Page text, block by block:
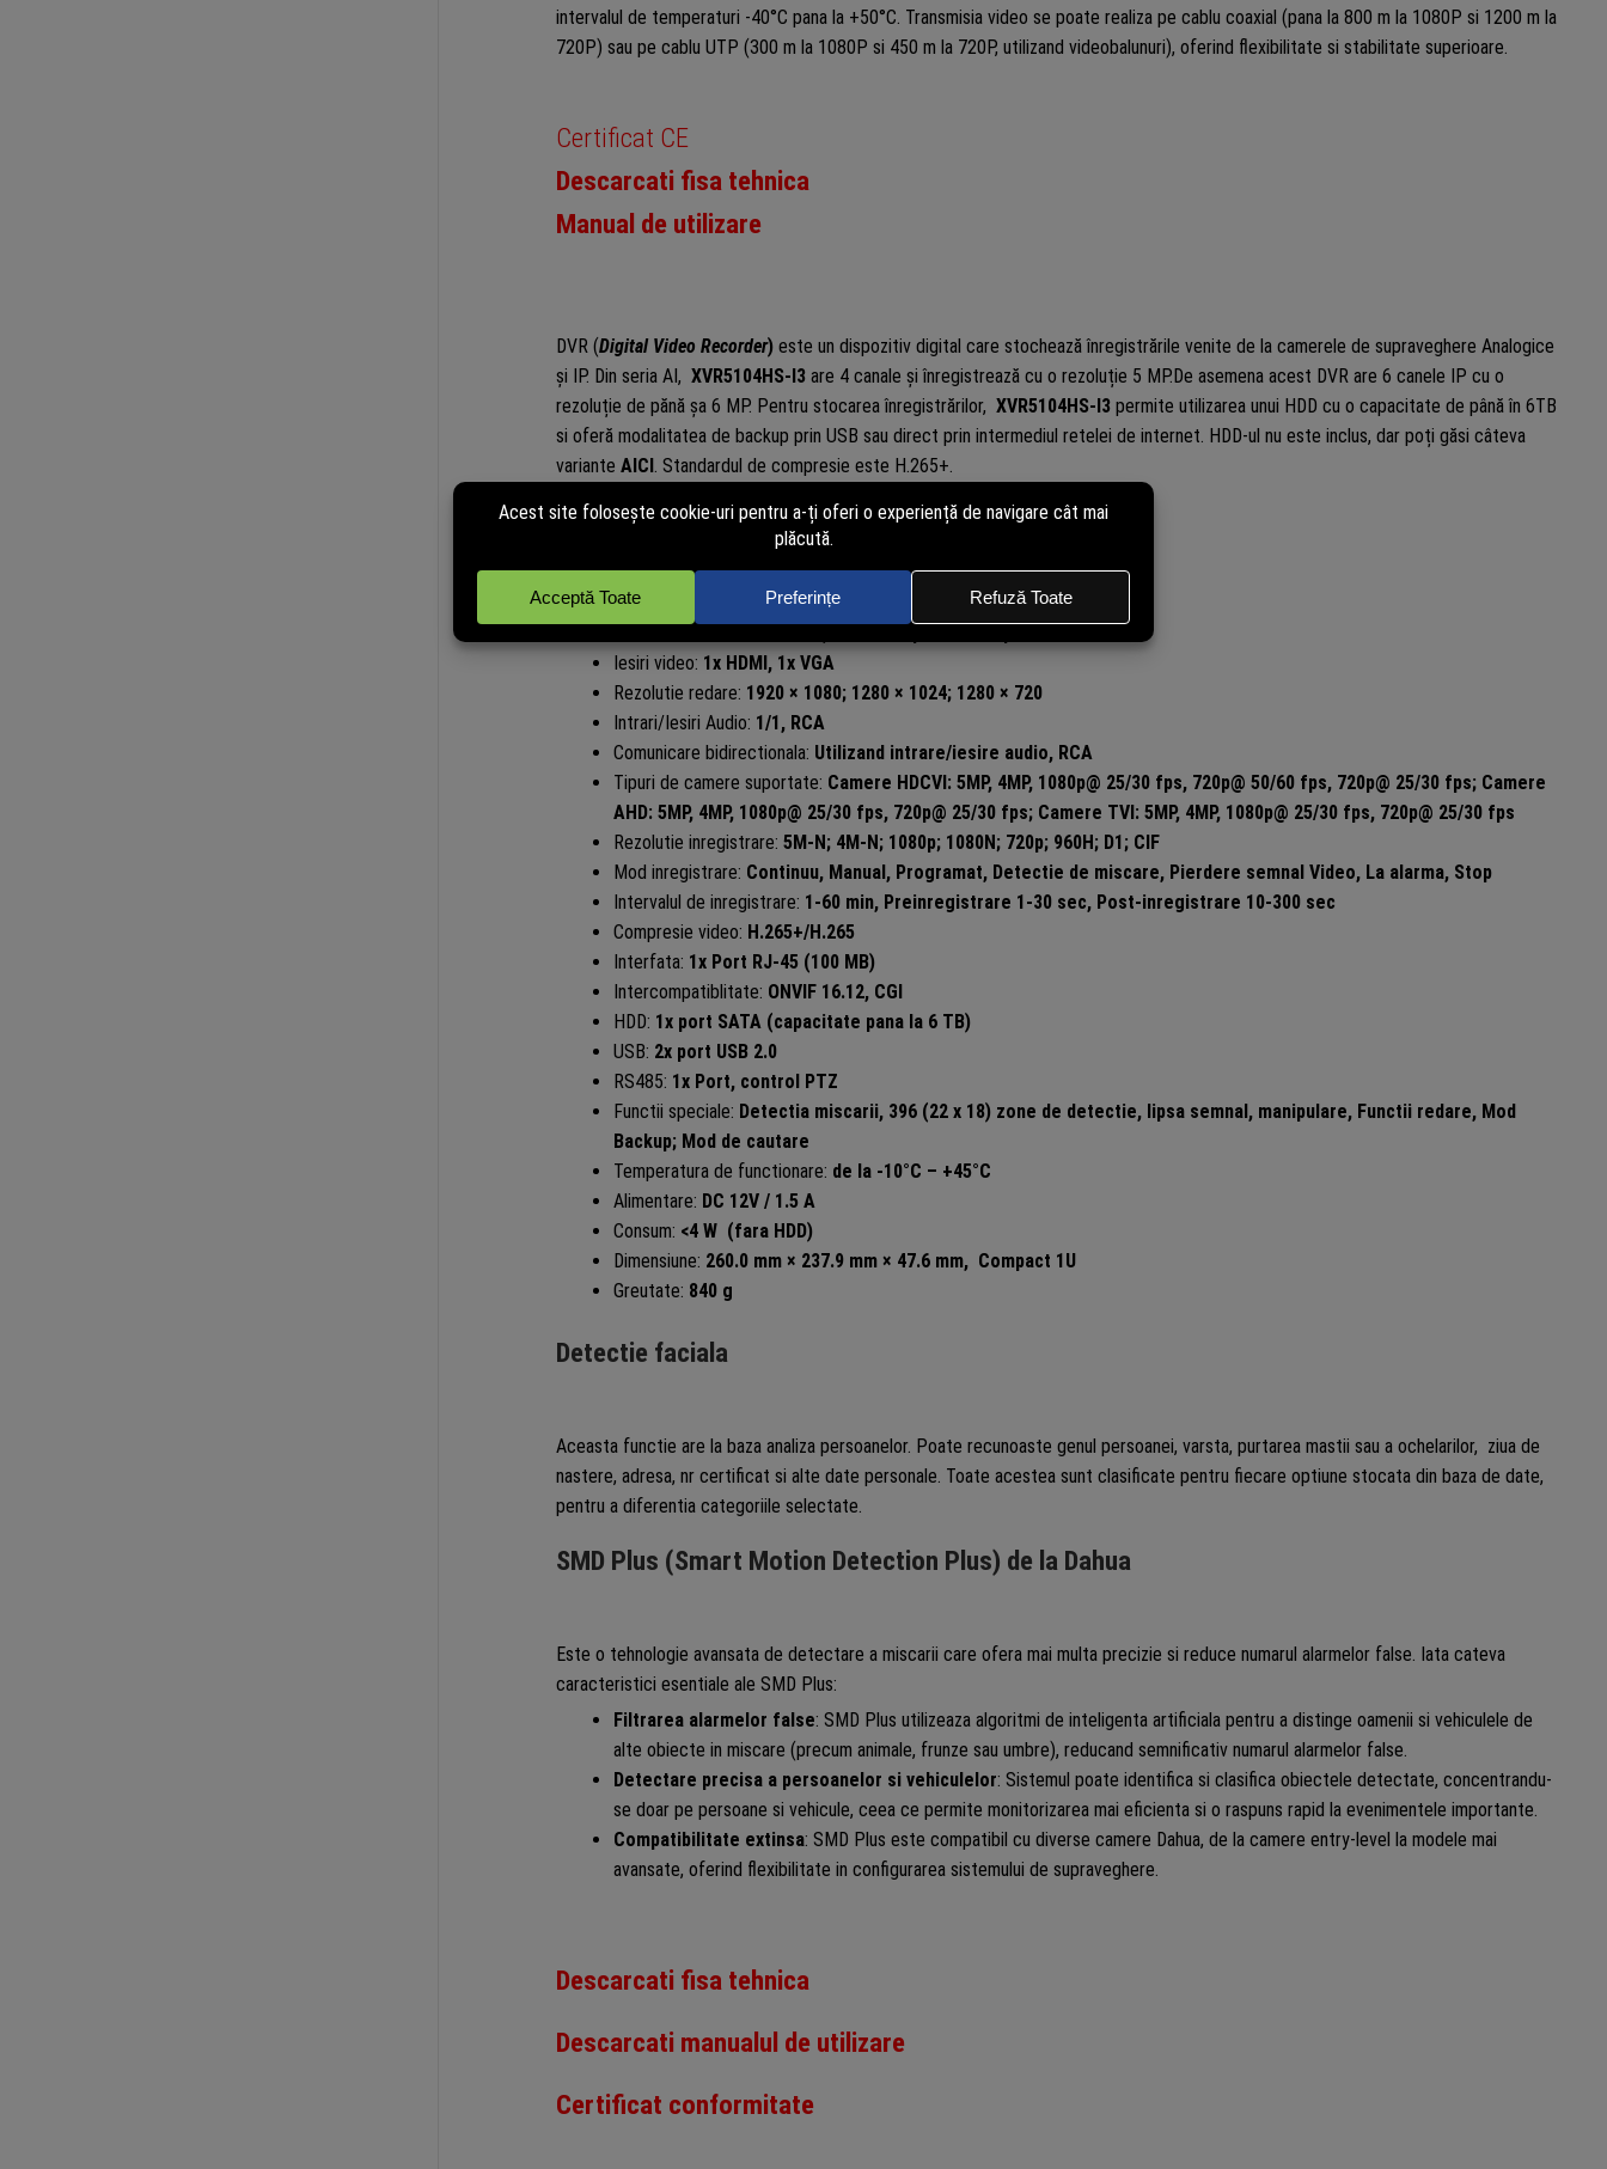
intervalul de temperaturi -40°C pana la +50°C. Transmisia video se poate realiza pe cablu coaxial (pana la 800 m la 1080P si 1200 m la
720P) sau pe cablu UTP (300 m la 1080P si 450 m la 720P, utilizand videobalunuri), oferind flexibilitate si stabilitate superioare.
Certificat CE
Descarcati fisa tehnica
Manual de utilizare
DVR (Digital Video Recorder)este un dispozitiv digital care stochează înregistrările venite de la camerele de supraveghere Analogice
și IP. Din seria AI, XVR5104HS-I3are 4 canale și înregistrează cu o rezoluție 5 MP.De asemena acest DVR are 6 canele IP cu o
rezoluție de pănă șa 6 MP. Pentru stocarea înregistrărilor, XVR5104HS-I3 permite utilizarea unui HDD cu o capacitate de până în 6TB
si oferă modalitatea de backup prin USB sau direct prin intermediul retelei de internet. HDD-ul nu este inclus, dar poți găsi câteva
variante AICI . Standardul de compresie este H.265+.
Specificatii tehnice DVR Dahua 5MP, 4 canale, Audio:
Tehnologii suportate:HDCVI/AHD/TVI/CVBS/IP
Intrari video analogice:4x canale
Iesiri video: 1x HDMI, 1x VGA
Rezolutie redare: 1920 × 1080; 1280 × 1024; 1280 × 720
Intrari/Iesiri Audio: 1/1, RCA
Comunicare bidirectionala: Utilizand intrare/iesire audio, RCA
Tipuri de camere suportate: Camere HDCVI: 5MP, 4MP, 1080p@ 25/30 fps, 720p@ 50/60 fps, 720p@ 25/30 fps; Camere
AHD: 5MP, 4MP, 1080p@ 25/30 fps, 720p@ 25/30 fps; Camere TVI: 5MP, 4MP, 1080p@ 25/30 fps, 720p@ 25/30 fps
Rezolutie inregistrare: 5M-N; 4M-N; 1080p; 1080N; 720p; 960H; D1; CIF
Mod inregistrare: Continuu, Manual, Programat, Detectie de miscare, Pierdere semnal Video, La alarma, Stop
Intervalul de inregistrare: 1-60 min, Preinregistrare 1-30 sec, Post-inregistrare 10-300 sec
Compresie video: H.265+/H.265
Interfata: 1x Port RJ-45 (100 MB)
Intercompatiblitate: ONVIF 16.12, CGI
HDD: 1x port SATA (capacitate pana la 6 TB)
USB: 2x port USB 2.0
RS485: 1x Port, control PTZ
Functii speciale: Detectia miscarii, 396 (22 x 18) zone de detectie, lipsa semnal, manipulare, Functii redare, Mod
Backup; Mod de cautare
Temperatura de functionare: de la -10°C – +45°C
Alimentare: DC 12V / 1.5 A
Consum: <4 W (fara HDD)
Dimensiune: 260.0 mm × 237.9 mm × 47.6 mm, Compact 1U
Greutate: 840 g
Detectie faciala
Aceasta functie are la baza analiza persoanelor. Poate recunoaste genul persoanei, varsta, purtarea mastii sau a ochelarilor, ziua de
nastere, adresa, nr certificat si alte date personale. Toate acestea sunt clasificate pentru fiecare optiune stocata din baza de date,
pentru a diferentia categoriile selectate.
SMD Plus (Smart Motion Detection Plus) de la Dahua
Este o tehnologie avansata de detectare a miscarii care ofera mai multa precizie si reduce numarul alarmelor false. Iata cateva
caracteristici esentiale ale SMD Plus:
Filtrarea alarmelor false: SMD Plus utilizeaza algoritmi de inteligenta artificiala pentru a distinge oamenii si vehiculele de
alte obiecte in miscare (precum animale, frunze sau umbre), reducand semnificativ numarul alarmelor false.
Detectare precisa a persoanelor si vehiculelor: Sistemul poate identifica si clasifica obiectele detectate, concentrandu-
se doar pe persoane si vehicule, ceea ce permite monitorizarea mai eficienta si o raspuns rapid la evenimentele importante.
Compatibilitate extinsa: SMD Plus este compatibil cu diverse camere Dahua, de la camere entry-level la modele mai
avansate, oferind flexibilitate in configurarea sistemului de supraveghere.
Descarcati fisa tehnica
Descarcati manualul de utilizare
Certificat conformitate